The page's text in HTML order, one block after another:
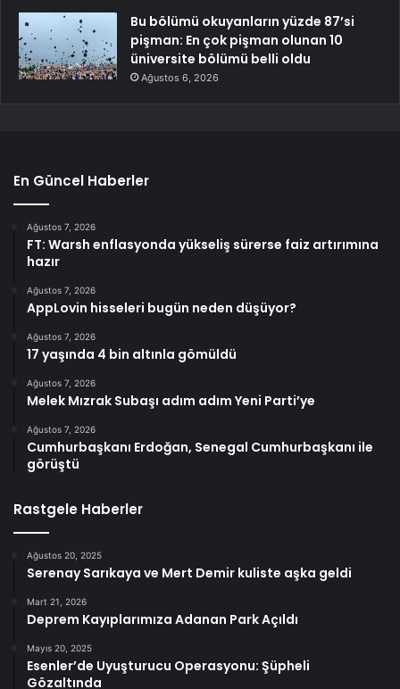
Bu bölümü okuyanların yüzde 87’si
pişman: En çok pişman olunan 10
üniversite bölümü belli oldu
Ağustos 6, 2026
En Güncel Haberler
Ağustos 7, 2026
FT: Warsh enflasyonda yükseliş sürerse faiz artırımına
hazır
Ağustos 7, 2026
AppLovin hisseleri bugün neden düşüyor?
Ağustos 7, 2026
17 yaşında 4 bin altınla gömüldü
Ağustos 7, 2026
Melek Mızrak Subaşı adım adım Yeni Parti’ye
Ağustos 7, 2026
Cumhurbaşkanı Erdoğan, Senegal Cumhurbaşkanı ile
görüştü
Rastgele Haberler
Ağustos 20, 2025
Serenay Sarıkaya ve Mert Demir kuliste aşka geldi
Mart 21, 2026
Deprem Kayıplarımıza Adanan Park Açıldı
Mayıs 20, 2025
Esenler’de Uyuşturucu Operasyonu: Şüpheli
Gözaltında